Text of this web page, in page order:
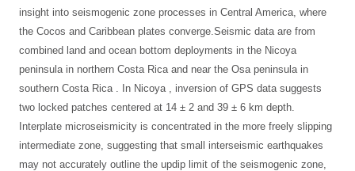
insight into seismogenic zone processes in Central America, where
the Cocos and Caribbean plates converge.Seismic data are from
combined land and ocean bottom deployments in the Nicoya
peninsula in northern Costa Rica and near the Osa peninsula in
southern Costa Rica . In Nicoya , inversion of GPS data suggests
two locked patches centered at 14 ± 2 and 39 ± 6 km depth.
Interplate microseismicity is concentrated in the more freely slipping
intermediate zone, suggesting that small interseismic earthquakes
may not accurately outline the updip limit of the seismogenic zone,